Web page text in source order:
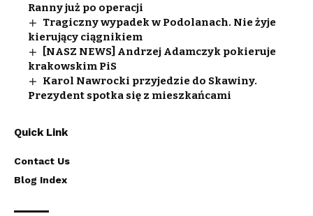
Ranny już po operacji
Tragiczny wypadek w Podolanach. Nie żyje
kierujący ciągnikiem
[NASZ NEWS] Andrzej Adamczyk pokieruje
krakowskim PiS
Karol Nawrocki przyjedzie do Skawiny.
Prezydent spotka się z mieszkańcami
Quick Link
Contact Us
Blog Index